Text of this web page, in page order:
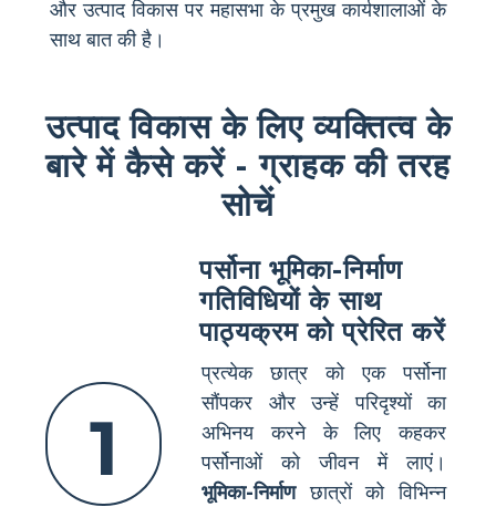
और उत्पाद विकास पर महासभा के प्रमुख कार्यशालाओं के
साथ बात की है।
उत्पाद विकास के लिए व्यक्तित्व के
बारे में कैसे करें - ग्राहक की तरह
सोचें
1
पर्सोना भूमिका-निर्माण
गतिविधियों के साथ
पाठ्यक्रम को प्रेरित करें
प्रत्येक छात्र को एक पर्सोना
सौंपकर और उन्हें परिदृश्यों का
अभिनय करने के लिए कहकर
पर्सोनाओं को जीवन में लाएं।
भूमिका-निर्माणछात्रों को विभिन्न